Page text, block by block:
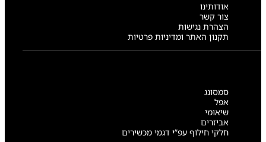
אודותינו
צור קשר
הצהרת נגישות
תקנון האתר ומדיניות פרטיות
סמסונג
אפל
שיאומי
אביזרים
חלקי חילוף עפ”י דגמי מכשירים